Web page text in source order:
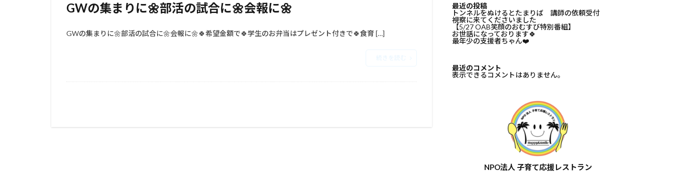
GWの集まりに🌼部活の試合に🌼会報に⁡🌼
GWの集まりに🌼部活の試合に🌼会報に⁡🌼⁡⁡⁡🍀希望金額で⁡⁡🍀学生のお弁当はプレゼント付きで⁡⁡🍀食育 […]
最近の投稿
トンネルをぬけるとたまりば 講師の依頼受付
視察に来てくださいました
【5/27 OAB笑顔のおむすび特別番組】
お世話になっております🍀⁡
最年少の支援者ちゃん❤️⁡
最近のコメント
表示できるコメントはありません。
NPO法人 子育て応援レストラン